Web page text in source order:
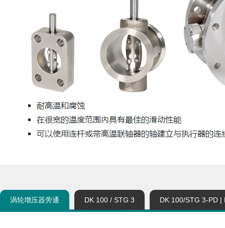
涡轮增压器旁通 DK 100 / STG 3 DK 100/STG 3-PD |